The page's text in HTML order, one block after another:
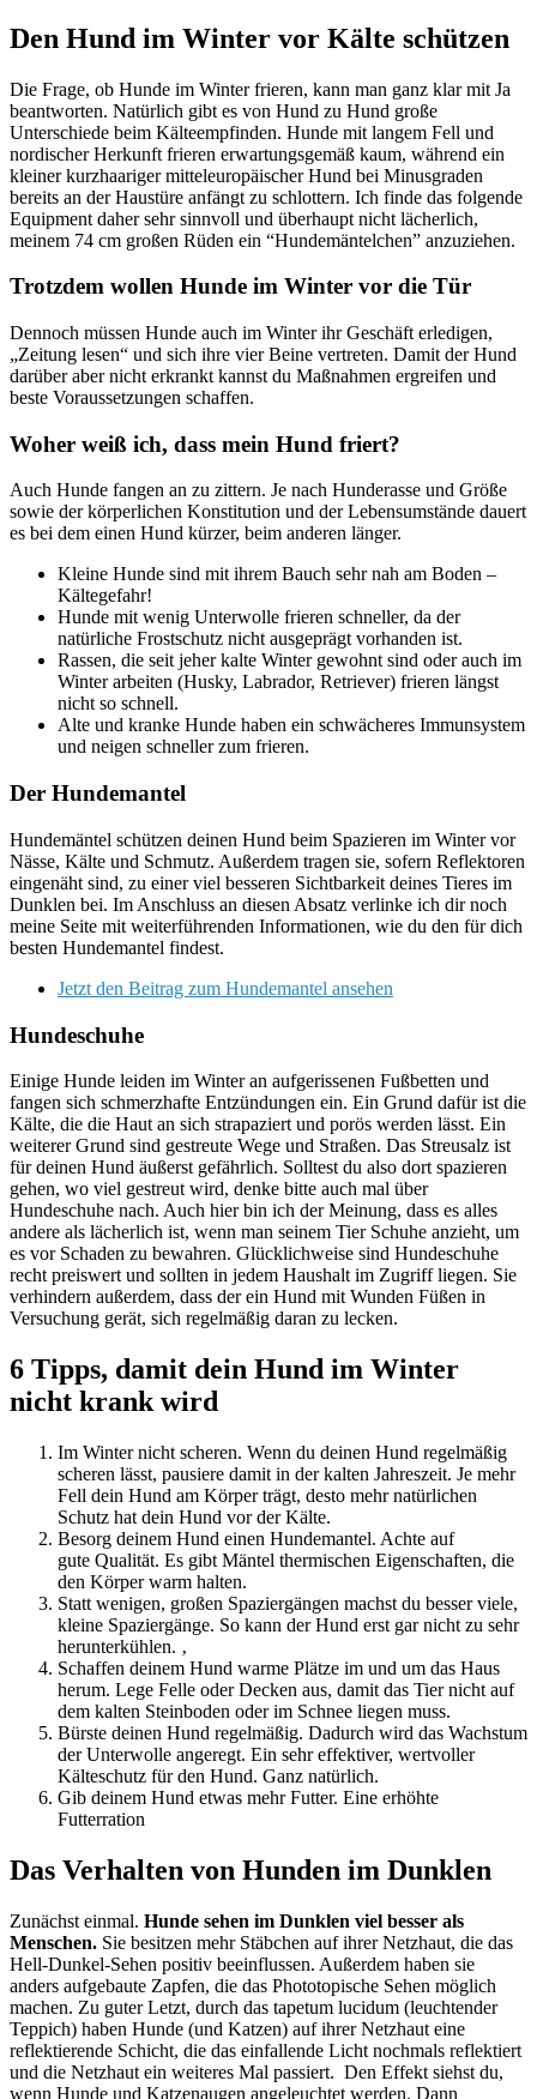
Den Hund im Winter vor Kälte schützen
Die Frage, ob Hunde im Winter frieren, kann man ganz klar mit Ja
beantworten. Natürlich gibt es von Hund zu Hund große
Unterschiede beim Kälteempfinden. Hunde mit langem Fell und
nordischer Herkunft frieren erwartungsgemäß kaum, während ein
kleiner kurzhaariger mitteleuropäischer Hund bei Minusgraden
bereits an der Haustüre anfängt zu schlottern. Ich finde das folgende
Equipment daher sehr sinnvoll und überhaupt nicht lächerlich,
meinem 74 cm großen Rüden ein “Hundemäntelchen” anzuziehen.
Trotzdem wollen Hunde im Winter vor die Tür
Dennoch müssen Hunde auch im Winter ihr Geschäft erledigen,
„Zeitung lesen“ und sich ihre vier Beine vertreten. Damit der Hund
darüber aber nicht erkrankt kannst du Maßnahmen ergreifen und
beste Voraussetzungen schaffen.
Woher weiß ich, dass mein Hund friert?
Auch Hunde fangen an zu zittern. Je nach Hunderasse und Größe
sowie der körperlichen Konstitution und der Lebensumstände dauert
es bei dem einen Hund kürzer, beim anderen länger.
Kleine Hunde sind mit ihrem Bauch sehr nah am Boden –
Kältegefahr!
Hunde mit wenig Unterwolle frieren schneller, da der
natürliche Frostschutz nicht ausgeprägt vorhanden ist.
Rassen, die seit jeher kalte Winter gewohnt sind oder auch im
Winter arbeiten (Husky, Labrador, Retriever) frieren längst
nicht so schnell.
Alte und kranke Hunde haben ein schwächeres Immunsystem
und neigen schneller zum frieren.
Der Hundemantel
Hundemäntel schützen deinen Hund beim Spazieren im Winter vor
Nässe, Kälte und Schmutz. Außerdem tragen sie, sofern Reflektoren
eingenäht sind, zu einer viel besseren Sichtbarkeit deines Tieres im
Dunklen bei. Im Anschluss an diesen Absatz verlinke ich dir noch
meine Seite mit weiterführenden Informationen, wie du den für dich
besten Hundemantel findest.
Jetzt den Beitrag zum Hundemantel ansehen
Hundeschuhe
Einige Hunde leiden im Winter an aufgerissenen Fußbetten und
fangen sich schmerzhafte Entzündungen ein. Ein Grund dafür ist die
Kälte, die die Haut an sich strapaziert und porös werden lässt. Ein
weiterer Grund sind gestreute Wege und Straßen. Das Streusalz ist
für deinen Hund äußerst gefährlich. Solltest du also dort spazieren
gehen, wo viel gestreut wird, denke bitte auch mal über
Hundeschuhe nach. Auch hier bin ich der Meinung, dass es alles
andere als lächerlich ist, wenn man seinem Tier Schuhe anzieht, um
es vor Schaden zu bewahren. Glücklichweise sind Hundeschuhe
recht preiswert und sollten in jedem Haushalt im Zugriff liegen. Sie
verhindern außerdem, dass der ein Hund mit Wunden Füßen in
Versuchung gerät, sich regelmäßig daran zu lecken.
6 Tipps, damit dein Hund im Winter
nicht krank wird
Im Winter nicht scheren. Wenn du deinen Hund regelmäßig
scheren lässt, pausiere damit in der kalten Jahreszeit. Je mehr
Fell dein Hund am Körper trägt, desto mehr natürlichen
Schutz hat dein Hund vor der Kälte.
Besorg deinem Hund einen Hundemantel. Achte auf
gute Qualität. Es gibt Mäntel thermischen Eigenschaften, die
den Körper warm halten.
Statt wenigen, großen Spaziergängen machst du besser viele,
kleine Spaziergänge. So kann der Hund erst gar nicht zu sehr
herunterkühlen. ‚
Schaffen deinem Hund warme Plätze im und um das Haus
herum. Lege Felle oder Decken aus, damit das Tier nicht auf
dem kalten Steinboden oder im Schnee liegen muss.
Bürste deinen Hund regelmäßig. Dadurch wird das Wachstum
der Unterwolle angeregt. Ein sehr effektiver, wertvoller
Kälteschutz für den Hund. Ganz natürlich.
Gib deinem Hund etwas mehr Futter. Eine erhöhte
Futterration
Das Verhalten von Hunden im Dunklen
Zunächst einmal. Hunde sehen im Dunklen viel besser als
Menschen. Sie besitzen mehr Stäbchen auf ihrer Netzhaut, die das
Hell-Dunkel-Sehen positiv beeinflussen. Außerdem haben sie
anders aufgebaute Zapfen, die das Phototopische Sehen möglich
machen. Zu guter Letzt, durch das tapetum lucidum (leuchtender
Teppich) haben Hunde (und Katzen) auf ihrer Netzhaut eine
reflektierende Schicht, die das einfallende Licht nochmals reflektiert
und die Netzhaut ein weiteres Mal passiert. Den Effekt siehst du,
wenn Hunde und Katzenaugen angeleuchtet werden. Dann